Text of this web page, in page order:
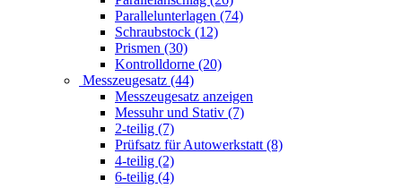
Parallelunterlagen (74)
Schraubstock (12)
Prismen (30)
Kontrolldorne (20)
Messzeugesatz (44)
Messzeugesatz anzeigen
Messuhr und Stativ (7)
2-teilig (7)
Prüfsatz für Autowerkstatt (8)
4-teilig (2)
6-teilig (4)